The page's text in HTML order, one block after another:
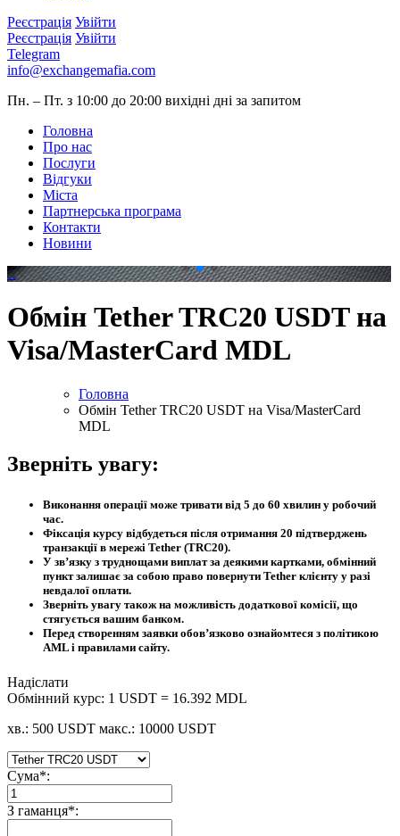
Реєстрація Увійти
Реєстрація Увійти
Telegram
info@exchangemafia.com
Пн. – Пт. з 10:00 до 20:00 вихідні дні за запитом
Головна
Про нас
Послуги
Відгуки
Міста
Партнерська програма
Контакти
Новини
. .
Обмін Tether TRC20 USDT на
Visa/MasterCard MDL
Головна
Обмін Tether TRC20 USDT на Visa/MasterCard
MDL
Зверніть увагу:
Виконання операції може тривати від 5 до 60 хвилин у робочий
час.
Фіксація курсу відбудеться після отримання 20 підтверджень
транзакції в мережі Tether (TRC20).
У зв’язку з труднощами виплат за деякими картками, обмінний
пункт залишає за собою право повернути Tether клієнту у разі
невдалої оплати.
Зверніть увагу також на можливість додаткової комісії, що
стягується вашим банком.
Перед створенням заявки обов’язково ознайомтеся з політикою
AML і правилами сайту.
Надіслати
Обмінний курс: 1 USDT = 16.392 MDL
хв.: 500 USDT макс.: 10000 USDT
Сума*:
З гаманця*: